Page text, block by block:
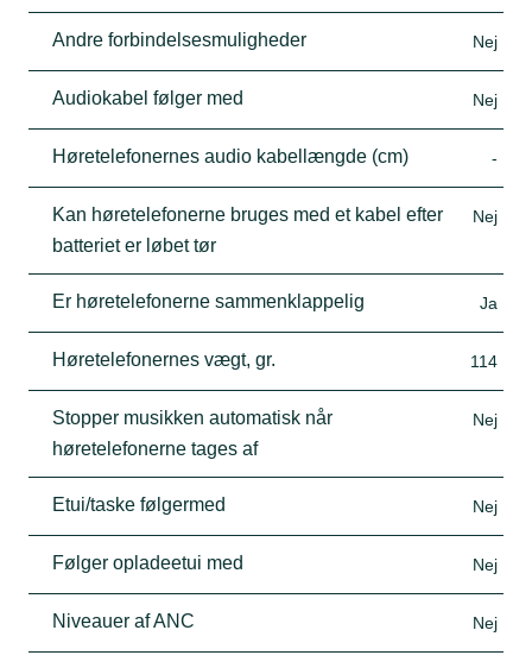
Andre forbindelsesmuligheder Nej
Audiokabel følger med Nej
Høretelefonernes audio kabellængde (cm) -
Kan høretelefonerne bruges med et kabel efter
batteriet er løbet tør
Nej
Er høretelefonerne sammenklappelig Ja
Høretelefonernes vægt, gr. 114
Stopper musikken automatisk når
høretelefonerne tages af
Nej
Etui/taske følgermed Nej
Følger opladeetui med Nej
Niveauer af ANC Nej